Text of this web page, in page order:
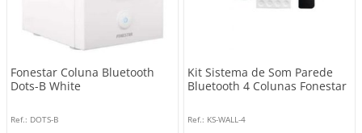
Fonestar Coluna Bluetooth
Dots-B White
Ref.: DOTS-B
Kit Sistema de Som Parede
Bluetooth 4 Colunas Fonestar
Ref.: KS-WALL-4